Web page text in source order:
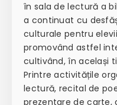
în sala de lectură a
a continuat cu
culturale pentru
promovând astfel
cultivând, în același
Printre activitățile
lectură, recital de
prezentare de carte,